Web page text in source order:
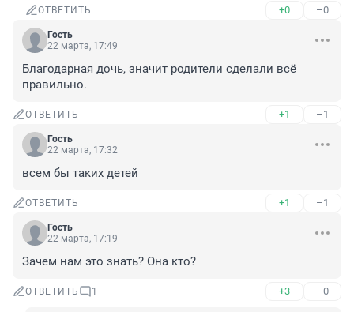
ОТВЕТИТЬ +0 –0
Гость
22 марта, 17:49
Благодарная дочь, значит родители сделали всё
правильно.
ОТВЕТИТЬ +1 –1
Гость
22 марта, 17:32
всем бы таких детей
ОТВЕТИТЬ +1 –1
Гость
22 марта, 17:19
Зачем нам это знать? Она кто?
ОТВЕТИТЬ 1 +3 –0